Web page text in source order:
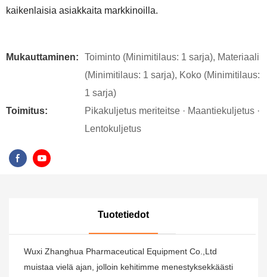
kaikenlaisia ​​asiakkaita markkinoilla.
Mukauttaminen:
Toiminto (Minimitilaus: 1 sarja), Materiaali
(Minimitilaus: 1 sarja), Koko (Minimitilaus:
1 sarja)
Toimitus:
Pikakuljetus meriteitse · Maantiekuljetus ·
Lentokuljetus
Tuotetiedot
Wuxi Zhanghua Pharmaceutical Equipment Co.,Ltd
muistaa vielä ajan, jolloin kehitimme menestyksekkäästi